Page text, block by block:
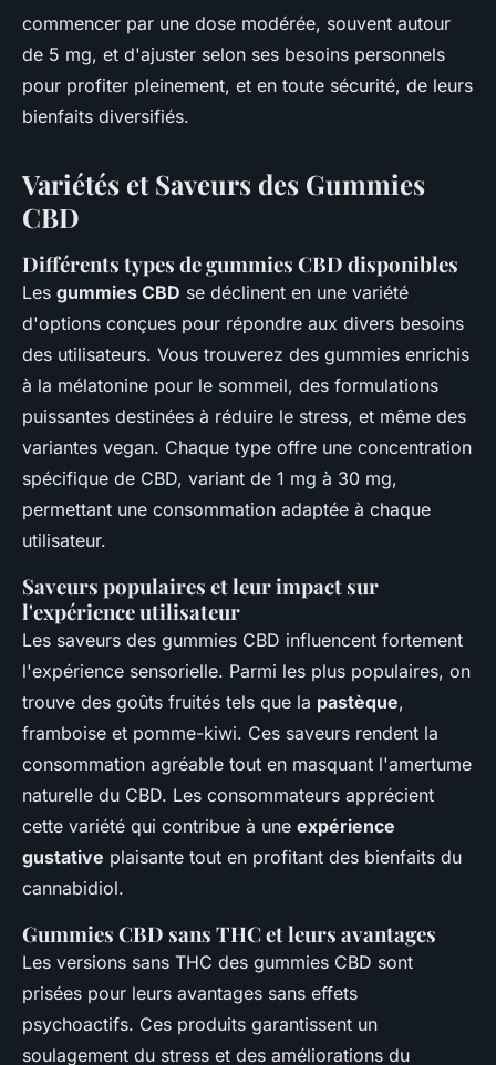
commencer par une dose modérée, souvent autour
de 5 mg, et d'ajuster selon ses besoins personnels
pour profiter pleinement, et en toute sécurité, de leurs
bienfaits diversifiés.
Variétés et Saveurs des Gummies
CBD
Différents types de gummies CBD disponibles
Les gummies CBD se déclinent en une variété
d'options conçues pour répondre aux divers besoins
des utilisateurs. Vous trouverez des gummies enrichis
à la mélatonine pour le sommeil, des formulations
puissantes destinées à réduire le stress, et même des
variantes vegan. Chaque type offre une concentration
spécifique de CBD, variant de 1 mg à 30 mg,
permettant une consommation adaptée à chaque
utilisateur.
Saveurs populaires et leur impact sur
l'expérience utilisateur
Les saveurs des gummies CBD influencent fortement
l'expérience sensorielle. Parmi les plus populaires, on
trouve des goûts fruités tels que la pastèque,
framboise et pomme-kiwi. Ces saveurs rendent la
consommation agréable tout en masquant l'amertume
naturelle du CBD. Les consommateurs apprécient
cette variété qui contribue à une expérience
gustative plaisante tout en profitant des bienfaits du
cannabidiol.
Gummies CBD sans THC et leurs avantages
Les versions sans THC des gummies CBD sont
prisées pour leurs avantages sans effets
psychoactifs. Ces produits garantissent un
soulagement du stress et des améliorations du